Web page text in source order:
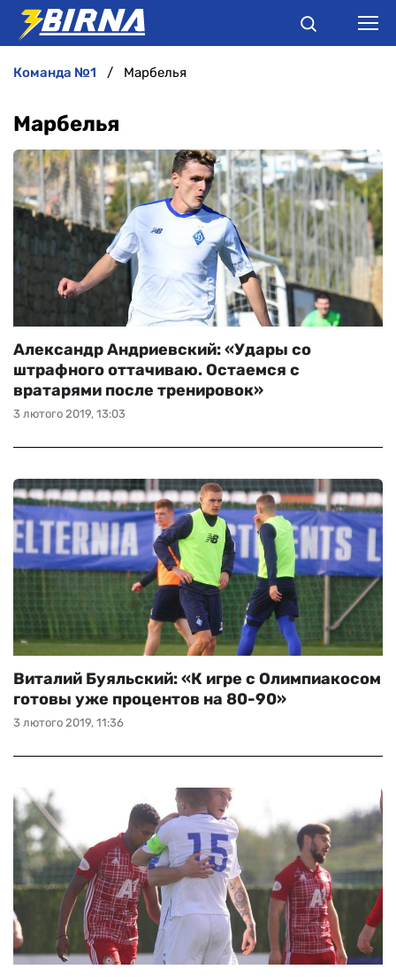
АНАЛІТИКА
ІНТЕРВ'Ю
РІЗНЕ
БУКМЕКЕРИ
команда №1 Марбелья
Марбелья
3 лютого 2019, 13:03
Александр Андриевский: «Удары со
штрафного оттачиваю. Остаемся с
вратарями после тренировок»
3 лютого 2019, 11:36
Виталий Буяльский: «К игре с Олимпиакосом
готовы уже процентов на 80-90»